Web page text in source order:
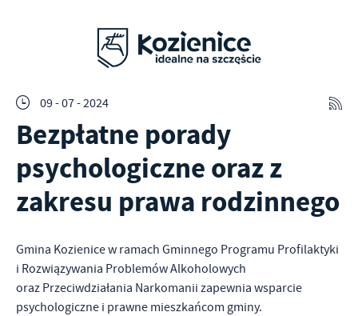
09 - 07 - 2024
Bezpłatne porady
psychologiczne oraz z
zakresu prawa rodzinnego
Gmina Kozienice w ramach Gminnego Programu Profilaktyki
i Rozwiązywania Problemów Alkoholowych
oraz Przeciwdziałania Narkomanii zapewnia wsparcie
psychologiczne i prawne mieszkańcom gminy.